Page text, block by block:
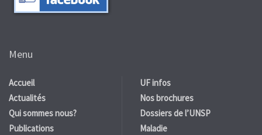
Menu
Accueil
Actualités
Qui sommes nous?
Publications
UF infos
Nos brochures
Dossiers de l’UNSP
Maladie